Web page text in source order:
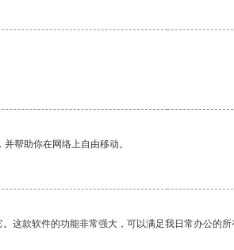
帮助你在网络上自由移动。
这款软件的功能非常强大，可以满足我日常办公的